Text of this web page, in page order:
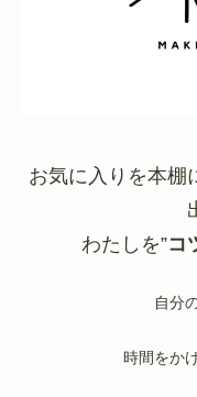
お気に入りを本
わたしを”コ
自分
時間をか